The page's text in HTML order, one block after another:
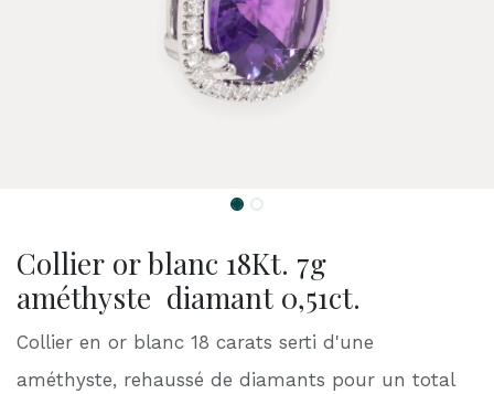
Collier or blanc 18Kt. 7g
améthyste diamant 0,51ct.
Collier en or blanc 18 carats serti d'une
améthyste, rehaussé de diamants pour un total